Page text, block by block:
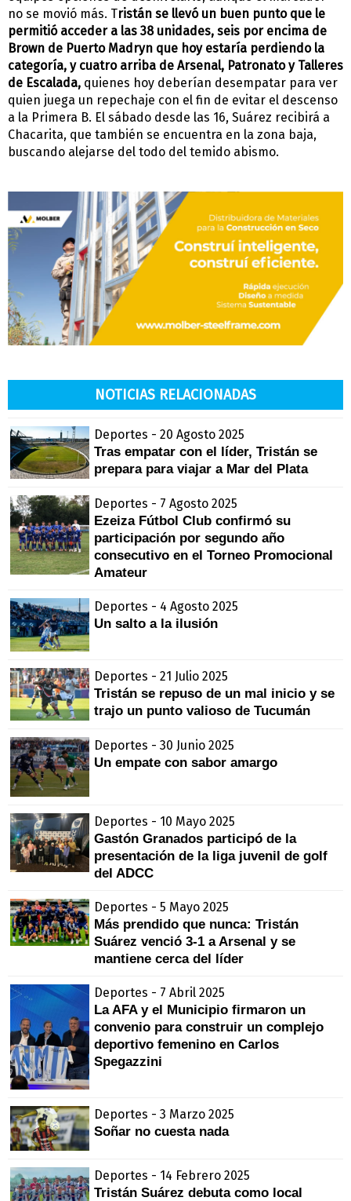
no se movió más. Tristán se llevó un buen punto que le
permitió acceder a las 38 unidades, seis por encima de
Brown de Puerto Madryn que hoy estaría perdiendo la
categoría, y cuatro arriba de Arsenal, Patronato y Talleres
de Escalada, quienes hoy deberían desempatar para ver
quien juega un repechaje con el fin de evitar el descenso
a la Primera B. El sábado desde las 16, Suárez recibirá a
Chacarita, que también se encuentra en la zona baja,
buscando alejarse del todo del temido abismo.
NOTICIAS RELACIONADAS
Deportes - 20 Agosto 2025
Tras empatar con el líder, Tristán se
prepara para viajar a Mar del Plata
Deportes - 7 Agosto 2025
Ezeiza Fútbol Club confirmó su
participación por segundo año
consecutivo en el Torneo Promocional
Amateur
Deportes - 4 Agosto 2025
Un salto a la ilusión
Deportes - 21 Julio 2025
Tristán se repuso de un mal inicio y se
trajo un punto valioso de Tucumán
Deportes - 30 Junio 2025
Un empate con sabor amargo
Deportes - 10 Mayo 2025
Gastón Granados participó de la
presentación de la liga juvenil de golf
del ADCC
Deportes - 5 Mayo 2025
Más prendido que nunca: Tristán
Suárez venció 3-1 a Arsenal y se
mantiene cerca del líder
Deportes - 7 Abril 2025
La AFA y el Municipio firmaron un
convenio para construir un complejo
deportivo femenino en Carlos
Spegazzini
Deportes - 3 Marzo 2025
Soñar no cuesta nada
Deportes - 14 Febrero 2025
Tristán Suárez debuta como local